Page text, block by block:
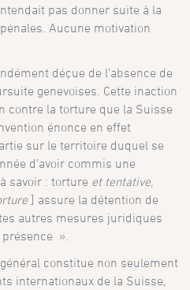
pas donner suite à la
Aucune motivation
déçue de l’absence de
genevoises. Cette inaction
contre la torture que la Suisse
énonce en effet
sur le territoire duquel se
d’avoir commis une
savoir : torture et tentative,
] assure la détention de
autres mesures juridiques
».
constitue non seulement
internationaux de la Suisse,